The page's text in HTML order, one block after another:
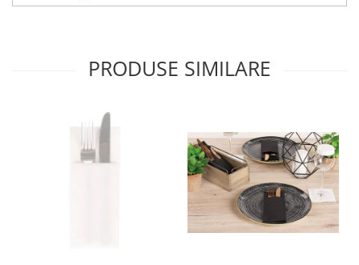
PRODUSE SIMILARE